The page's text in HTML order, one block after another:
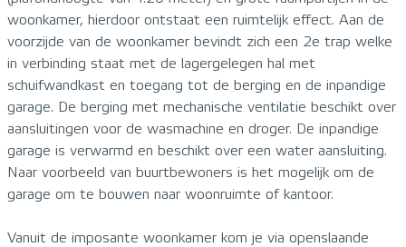
woonkamer, hierdoor ontstaat een ruimtelijk effect. Aan de
voorzijde van de woonkamer bevindt zich een 2e trap welke
in verbinding staat met de lagergelegen hal met
schuifwandkast en toegang tot de berging en de inpandige
garage. De berging met mechanische ventilatie beschikt over
aansluitingen voor de wasmachine en droger. De inpandige
garage is verwarmd en beschikt over een water aansluiting.
Naar voorbeeld van buurtbewoners is het mogelijk om de
garage om te bouwen naar woonruimte of kantoor.
Vanuit de imposante woonkamer kom je via openslaande